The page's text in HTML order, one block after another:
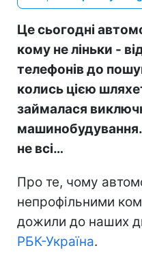
Це сьогодні
кому не ліньки -
телефонів до
колись цією
займалася
не всі…
Про те, чому
непрофільними
дожили до наших
РБК-Україна.